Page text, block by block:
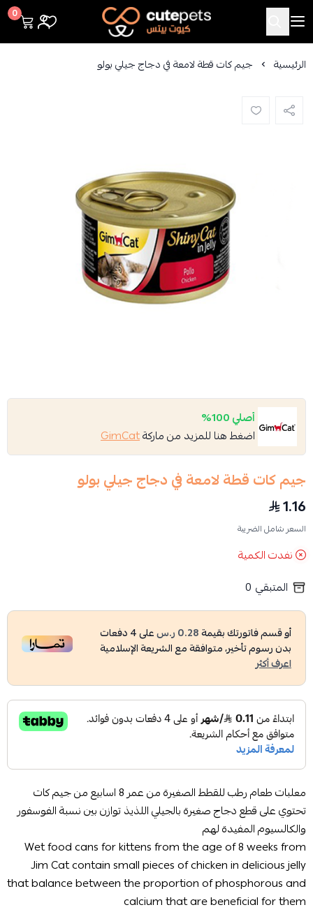
Cutepets
0
الرئيسية جيم كات قطة لامعة في دجاج جيلي بولو
أصلي 100%
اضغط هنا للمزيد من ماركةGimCat
جيم كات قطة لامعة في دجاج جيلي بولو
1.16
السعر شامل الضريبة
نفدت الكمية
المتبقي 0
أو قسم فاتورتك بقيمة0.28 ر.س على4دفعات
بدون رسوم تأخير، متوافقة مع الشريعة الإسلامية
اعرف أكثر
معلبات طعام رطب للقطط الصغيرة من عمر 8 اسابيع من جيم كات
تحتوي على قطع دجاج صغيرة بالجيلي اللذيذ توازن بين نسبة الفوسفور
والكالسيوم المفيدة لهم
Wet food cans for kittens from the age of 8 weeks from
Jim Cat contain small pieces of chicken in delicious jelly
that balance between the proportion of phosphorous and
calcium that are beneficial for them